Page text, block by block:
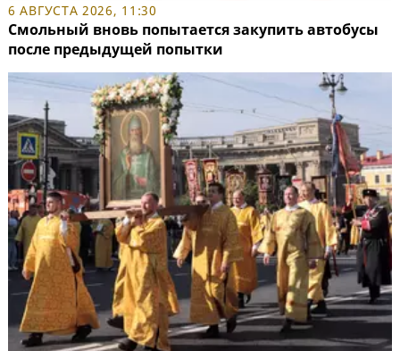
6 АВГУСТА 2026, 11:30
Смольный вновь попытается закупить автобусы
после предыдущей попытки